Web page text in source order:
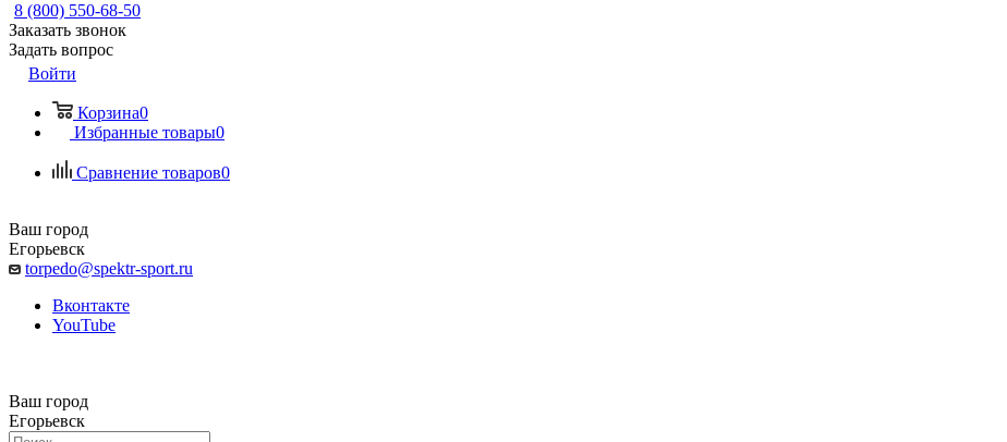
8 (800) 550-68-50
Заказать звонок
Задать вопрос
Войти
Корзина0
Избранные товары0
Сравнение товаров0
Ваш город
Егорьевск
torpedo@spektr-sport.ru
Вконтакте
YouTube
Ваш город
Егорьевск